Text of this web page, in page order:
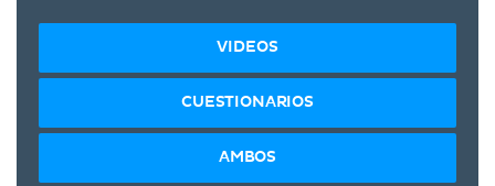
VIDEOS
CUESTIONARIOS
AMBOS